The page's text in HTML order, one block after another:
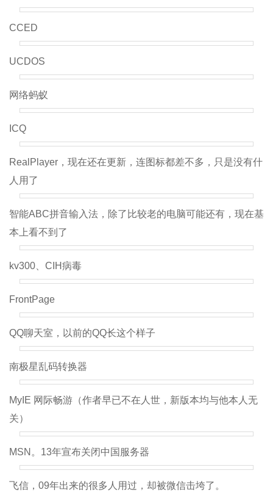
CCED
UCDOS
网络蚂蚁
ICQ
RealPlayer，现在还在更新，连图标都差不多，只是没有什
人用了
智能ABC拼音输入法，除了比较老的电脑可能还有，现在基
本上看不到了
kv300、CIH病毒
FrontPage
QQ聊天室，以前的QQ长这个样子
南极星乱码转换器
MyIE 网际畅游（作者早已不在人世，新版本均与他本人无
关）
MSN。13年宣布关闭中国服务器
飞信，09年出来的很多人用过，却被微信击垮了。